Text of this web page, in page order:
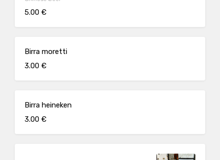
5.00 €
Birra moretti
3.00 €
Birra heineken
3.00 €